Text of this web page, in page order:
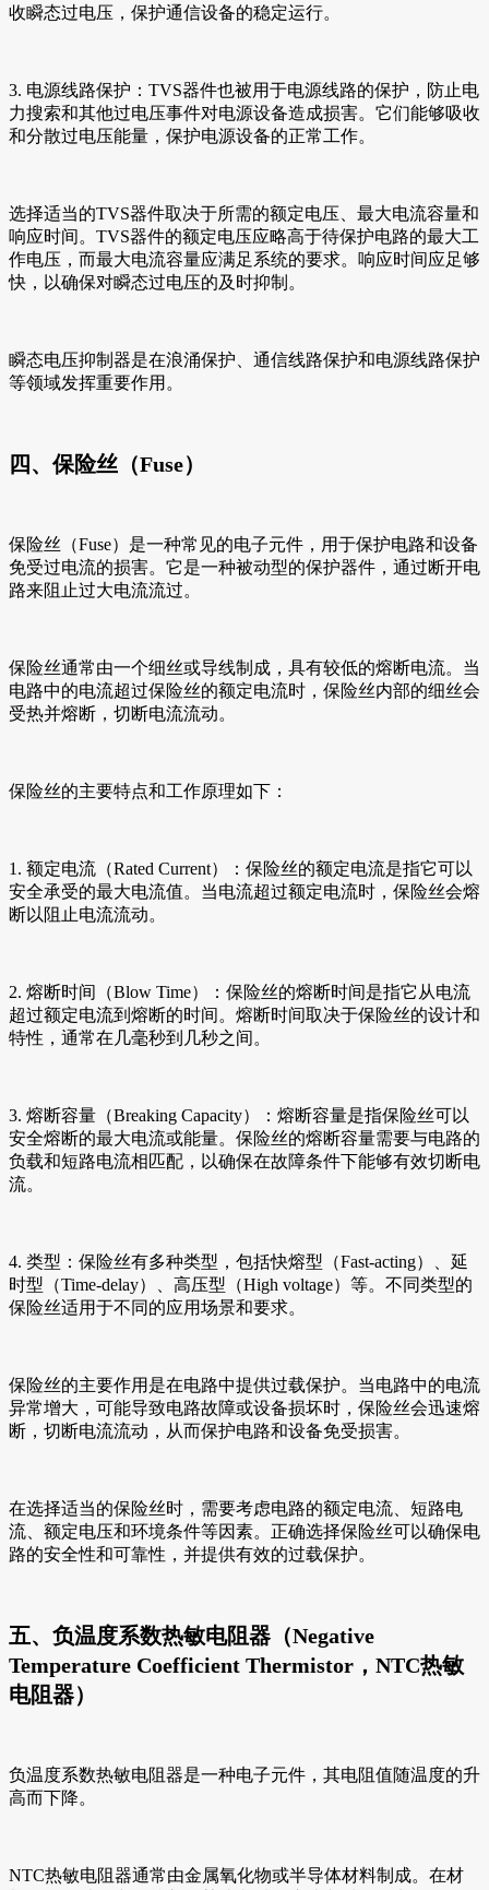
收瞬态过电压，保护通信设备的稳定运行。
3. 电源线路保护：TVS器件也被用于电源线路的保护，防止电
力搜索和其他过电压事件对电源设备造成损害。它们能够吸收
和分散过电压能量，保护电源设备的正常工作。
选择适当的TVS器件取决于所需的额定电压、最大电流容量和
响应时间。TVS器件的额定电压应略高于待保护电路的最大工
作电压，而最大电流容量应满足系统的要求。响应时间应足够
快，以确保对瞬态过电压的及时抑制。
瞬态电压抑制器是在浪涌保护、通信线路保护和电源线路保护
等领域发挥重要作用。
四、保险丝（Fuse）
保险丝（Fuse）是一种常见的电子元件，用于保护电路和设备
免受过电流的损害。它是一种被动型的保护器件，通过断开电
路来阻止过大电流流过。
保险丝通常由一个细丝或导线制成，具有较低的熔断电流。当
电路中的电流超过保险丝的额定电流时，保险丝内部的细丝会
受热并熔断，切断电流流动。
保险丝的主要特点和工作原理如下：
1. 额定电流（Rated Current）：保险丝的额定电流是指它可以
安全承受的最大电流值。当电流超过额定电流时，保险丝会熔
断以阻止电流流动。
2. 熔断时间（Blow Time）：保险丝的熔断时间是指它从电流
超过额定电流到熔断的时间。熔断时间取决于保险丝的设计和
特性，通常在几毫秒到几秒之间。
3. 熔断容量（Breaking Capacity）：熔断容量是指保险丝可以
安全熔断的最大电流或能量。保险丝的熔断容量需要与电路的
负载和短路电流相匹配，以确保在故障条件下能够有效切断电
流。
4. 类型：保险丝有多种类型，包括快熔型（Fast-acting）、延
时型（Time-delay）、高压型（High voltage）等。不同类型的
保险丝适用于不同的应用场景和要求。
保险丝的主要作用是在电路中提供过载保护。当电路中的电流
异常增大，可能导致电路故障或设备损坏时，保险丝会迅速熔
断，切断电流流动，从而保护电路和设备免受损害。
在选择适当的保险丝时，需要考虑电路的额定电流、短路电
流、额定电压和环境条件等因素。正确选择保险丝可以确保电
路的安全性和可靠性，并提供有效的过载保护。
五、负温度系数热敏电阻器（Negative
Temperature Coefficient Thermistor，NTC热敏
电阻器）
负温度系数热敏电阻器是一种电子元件，其电阻值随温度的升
高而下降。
NTC热敏电阻器通常由金属氧化物或半导体材料制成。在材